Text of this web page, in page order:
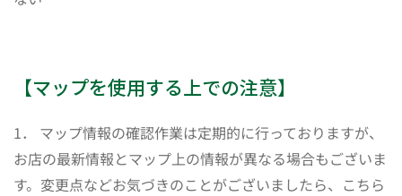
【マップを使用する上での注意】
1． マップ情報の確認作業は定期的に行っておりますが、
お店の最新情報とマップ上の情報が異なる場合もございま
す。変更点などお気づきのことがございましたら、こちら